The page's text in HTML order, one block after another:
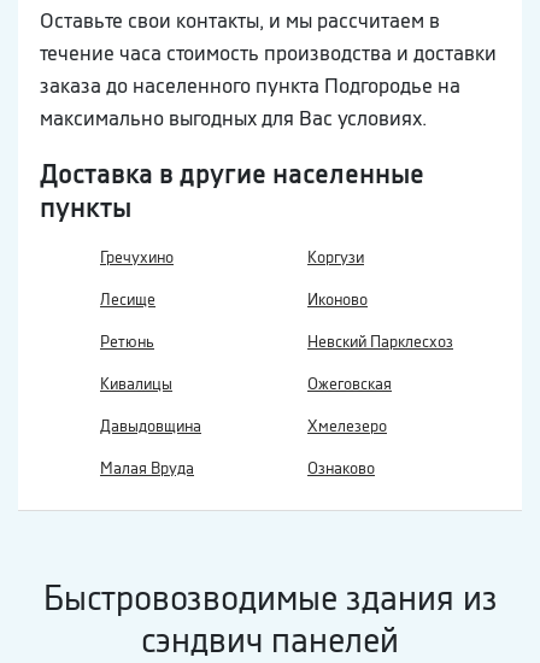
Оставьте свои контакты, и мы рассчитаем в
течение часа стоимость производства и доставки
заказа до населенного пункта Подгородье на
максимально выгодных для Вас условиях.
Доставка в другие населенные
пункты
Гречухино Коргузи
Лесище Иконово
Ретюнь Невский Парклесхоз
Кивалицы Ожеговская
Давыдовщина Хмелезеро
Малая Вруда Ознаково
Быстровозводимые здания из
сэндвич панелей